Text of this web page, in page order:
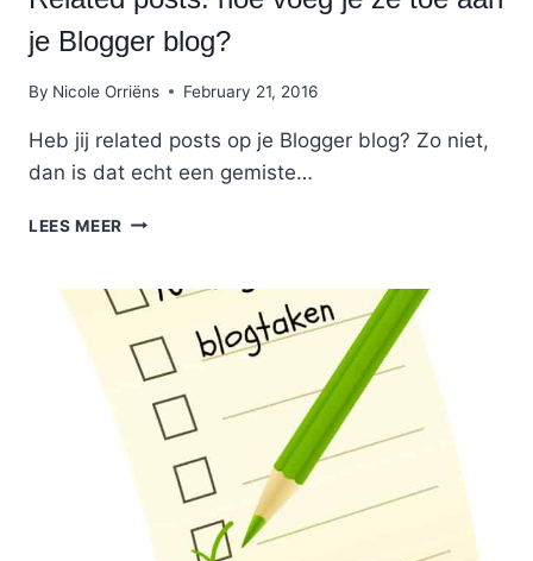
je Blogger blog?
By Nicole Orriëns February 21, 2016
Heb jij related posts op je Blogger blog? Zo niet,
dan is dat echt een gemiste…
LEES MEER RELATED
VOEG
JE
ZE
TOE
BLOGGER
BLOG?